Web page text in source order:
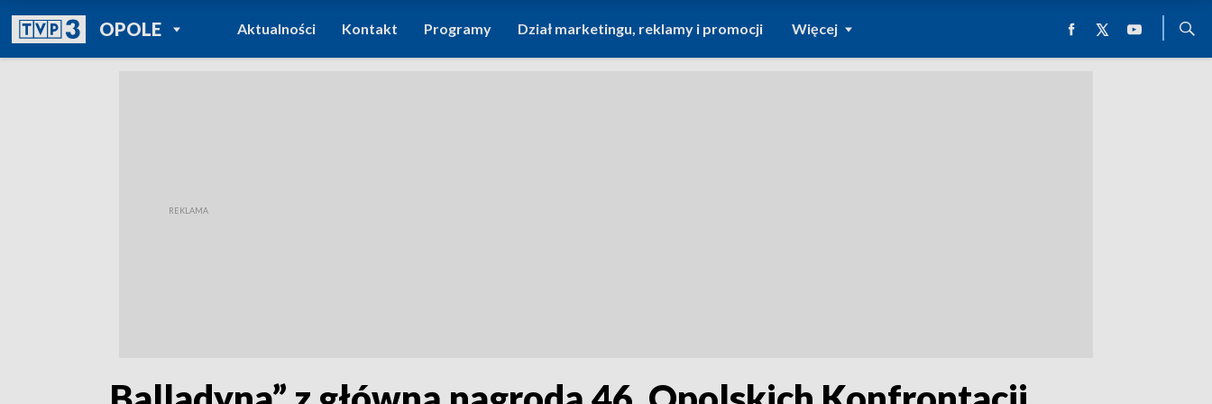
OPOLEPOWRÓT DO
TVP REGIONY
Aktualności Kontakt Programy Dział marketingu, reklamy i promocji Więcej